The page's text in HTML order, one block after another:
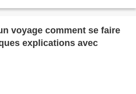
voyage comment se faire
explications avec